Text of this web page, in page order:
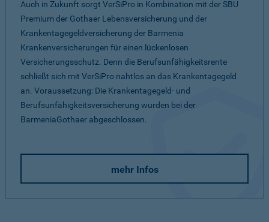
Auch in Zukunft sorgt VerSiPro in Kombination mit der SBU
Premium der Gothaer Lebensversicherung und der
Krankentagegeldversicherung der Barmenia
Krankenversicherungen für einen lückenlosen
Versicherungsschutz. Denn die Berufsunfähigkeitsrente
schließt sich mit VerSiPro nahtlos an das Krankentagegeld
an. Voraussetzung: Die Krankentagegeld- und
Berufsunfähigkeitsversicherung wurden bei der
BarmeniaGothaer abgeschlossen.
mehr Infos